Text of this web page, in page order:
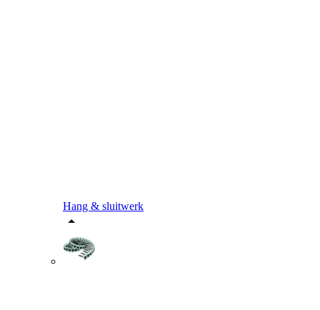
Hang & sluitwerk